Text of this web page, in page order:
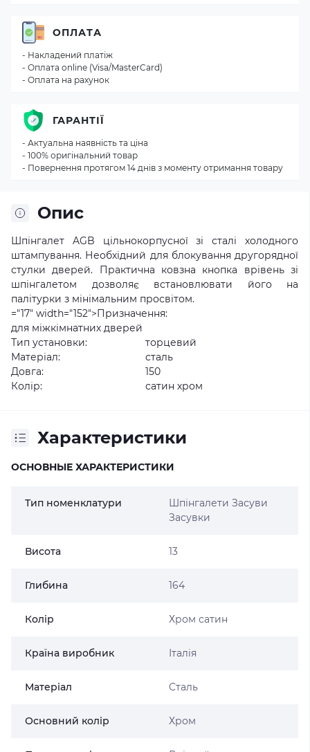
Опис
Шпінгалет AGB цільнокорпусної зі сталі холодного
штампування. Необхідний для блокування другорядної
стулки дверей. Практична ковзна кнопка врівень зі
шпінгалетом дозволяє встановлювати його на
палітурки з мінімальним просвітом.
="17" width="152">Призначення:
для міжкімнатних дверей
Тип установки:
торцевий
Матеріал:
сталь
Довга:
150
Колір:
сатин хром
Характеристики
ОСНОВНЫЕ ХАРАКТЕРИСТИКИ
Тип номенклатури
Шпінгалети Засуви
Засувки
Висота 13
Глибина 164
Колір Хром сатин
Країна виробник Італія
Матеріал Сталь
Основний колір Хром
ОПЛАТА
- Накладений платіж
- Оплата online (Visa/MasterCard)
- Оплата на рахунок
ГАРАНТІЇ
- Актуальна наявність та ціна
- 100% оригінальний товар
- Повернення протягом 14 днів з моменту отримання товару